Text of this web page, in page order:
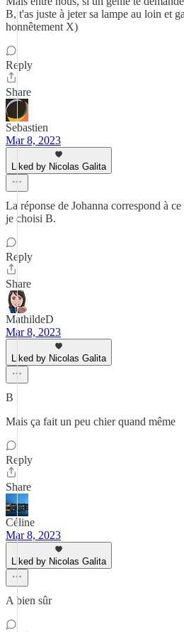
B, t'as juste à jeter sa lampe au loin et
honnêtement X)
Reply
Share
Sebastien
Mar 8, 2023
Liked by Nicolas Galita
La réponse de Johanna correspond à
je choisi B.
Reply
Share
MathildeD
Mar 8, 2023
Liked by Nicolas Galita
B
Mais ça fait un peu chier quand même
Reply
Share
Céline
Mar 8, 2023
Liked by Nicolas Galita
A bien sûr